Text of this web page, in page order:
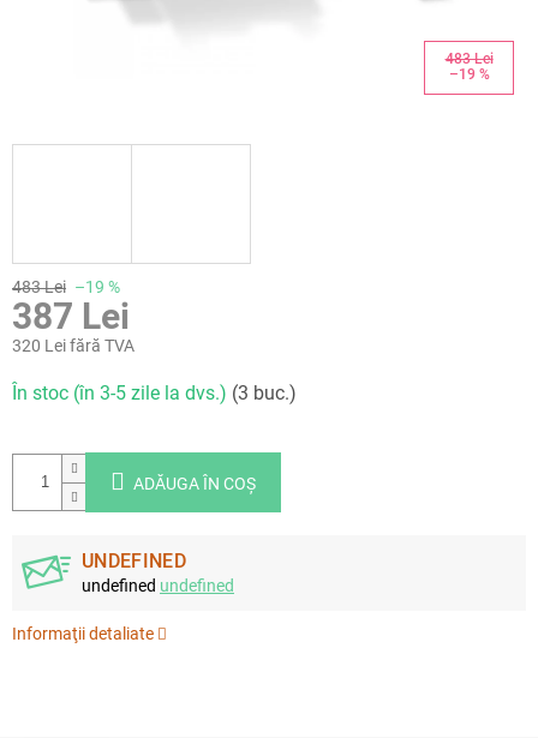
483 Lei
–19 %
483 Lei –19 %
387 Lei
320 Lei fără TVA
Evaluare
preţ:
În stoc (în 3-5 zile la dvs.) (3 buc.)
ADĂUGA ÎN COŞ
UNDEFINED
undefined undefined
Informaţii detaliate